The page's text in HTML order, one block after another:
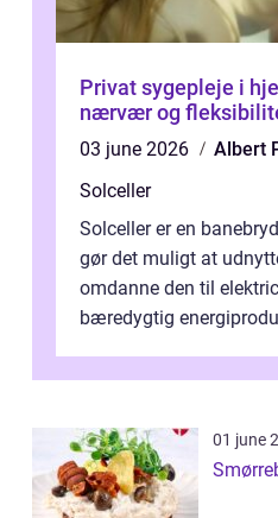
Privat sygepleje i hjemmet
nærvær og
03 june 2026
Albert
Solceller
Solceller er en
gør det muligt at
omdanne den til
bæredygtig
01 june